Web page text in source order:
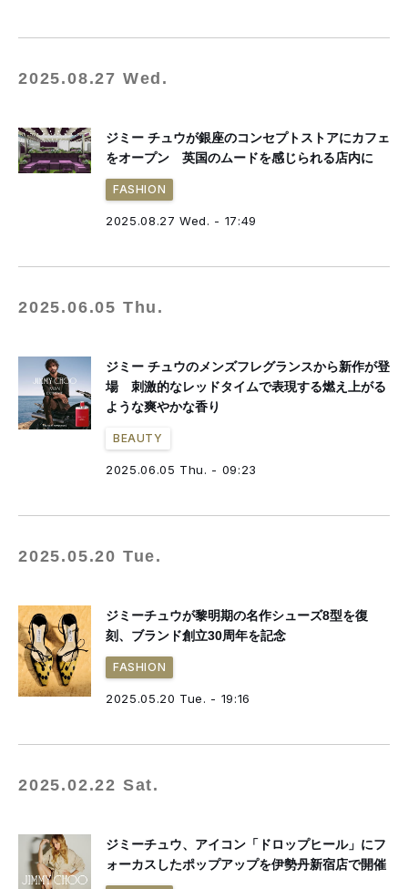
2025.08.27 Wed.
ジミー チュウが銀座のコンセプトストアにカフェ
をオープン 英国のムードを感じられる店内に
FASHION
2025.08.27 Wed. - 17:49
2025.06.05 Thu.
ジミー チュウのメンズフレグランスから新作が登
場 刺激的なレッドタイムで表現する燃え上がる
ような爽やかな香り
BEAUTY
2025.06.05 Thu. - 09:23
2025.05.20 Tue.
ジミーチュウが黎明期の名作シューズ8型を復
刻、ブランド創立30周年を記念
FASHION
2025.05.20 Tue. - 19:16
2025.02.22 Sat.
ジミーチュウ、アイコン「ドロップヒール」にフ
ォーカスしたポップアップを伊勢丹新宿店で開催